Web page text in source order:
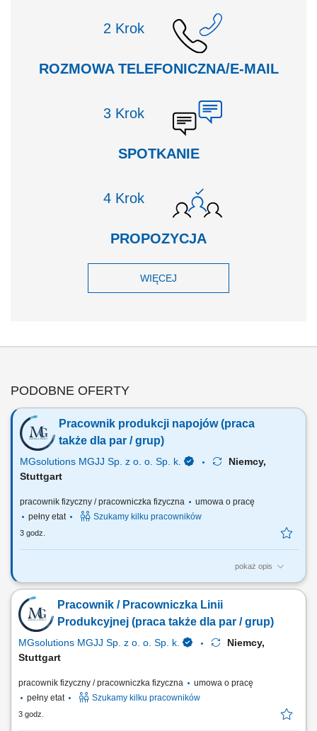
Krok
ROZMOWA TELEFONICZNA/E-MAIL
Krok
SPOTKANIE
Krok
PROPOZYCJA
WIĘCEJ
PODOBNE OFERTY
Pracownik produkcji napojów (praca
także dla par / grup)
MGsolutions MGJJ Sp. z o. o. Sp. k.
Niemcy,
Stuttgart
pracownik fizyczny / pracowniczka fizyczna
umowa o pracę
pełny etat
Szukamy kilku pracowników
3 godz.
pokaż opis
Opis stanowiska Proste prace produkcyjne przy taśmie (np. obsługa
prostych maszyn) Pakowanie napojów; Etykietowanie; Kontrola jakości;
Inne prace pomocnicze;
Pracownik / Pracowniczka Linii
Produkcyjnej (praca także dla par / grup)
MGsolutions MGJJ Sp. z o. o. Sp. k.
Niemcy,
Stuttgart
pracownik fizyczny / pracowniczka fizyczna
umowa o pracę
pełny etat
Szukamy kilku pracowników
3 godz.